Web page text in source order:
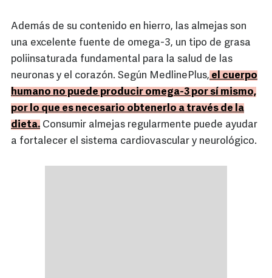
Además de su contenido en hierro, las almejas son
una excelente fuente de omega-3, un tipo de grasa
poliinsaturada fundamental para la salud de las
neuronas y el corazón. Según MedlinePlus, el cuerpo
humano no puede producir omega-3 por sí mismo,
por lo que es necesario obtenerlo a través de la
dieta. Consumir almejas regularmente puede ayudar
a fortalecer el sistema cardiovascular y neurológico.